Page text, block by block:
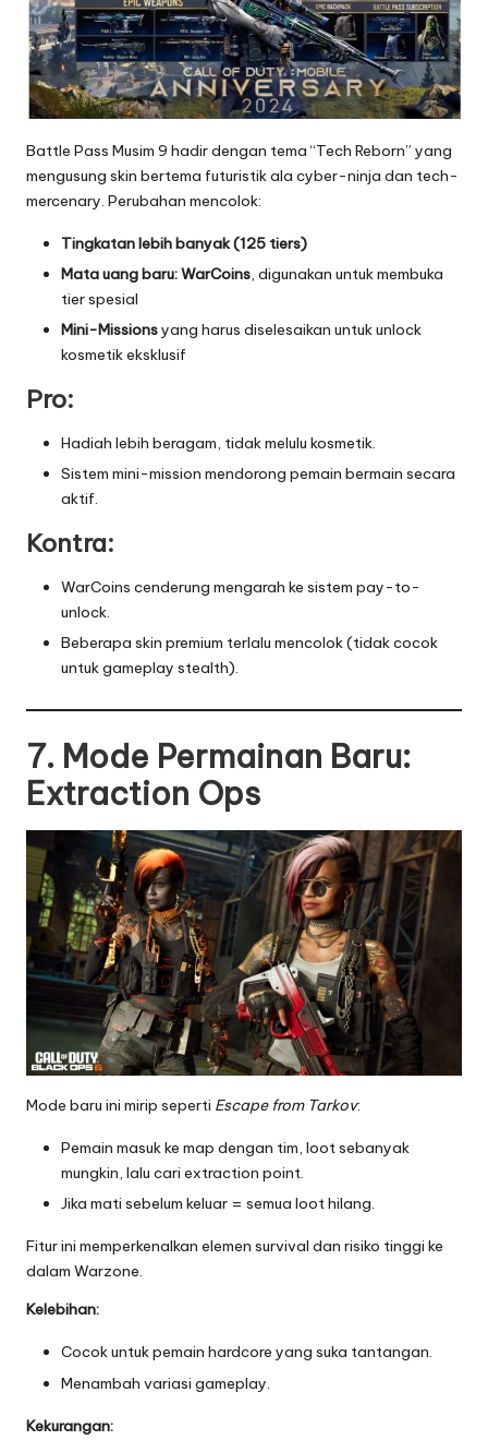
Battle Pass Musim 9 hadir dengan tema “Tech Reborn” yang
mengusung skin bertema futuristik ala cyber-ninja dan tech-
mercenary. Perubahan mencolok:
Tingkatan lebih banyak (125 tiers)
Mata uang baru: WarCoins, digunakan untuk membuka
tier spesial
Mini-Missionsyang harus diselesaikan untuk unlock
kosmetik eksklusif
Pro:
Hadiah lebih beragam, tidak melulu kosmetik.
Sistem mini-mission mendorong pemain bermain secara
aktif.
Kontra:
WarCoins cenderung mengarah ke sistem pay-to-
unlock.
Beberapa skin premium terlalu mencolok (tidak cocok
untuk gameplay stealth).
7. Mode Permainan Baru:
Extraction Ops
Mode baru ini mirip seperti Escape from Tarkov:
Pemain masuk ke map dengan tim, loot sebanyak
mungkin, lalu cari extraction point.
Jika mati sebelum keluar = semua loot hilang.
Fitur ini memperkenalkan elemen survival dan risiko tinggi ke
dalam Warzone.
Kelebihan:
Cocok untuk pemain hardcore yang suka tantangan.
Menambah variasi gameplay.
Kekurangan: